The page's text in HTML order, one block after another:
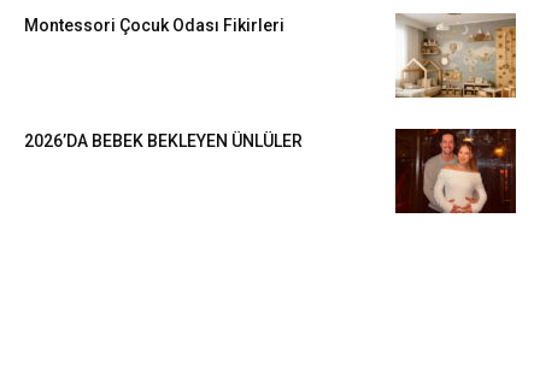
Montessori Çocuk Odası Fikirleri
2026’DA BEBEK BEKLEYEN ÜNLÜLER